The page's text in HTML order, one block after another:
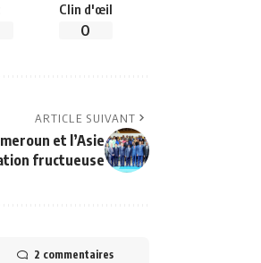
Clin d'œil
0
ARTICLE SUIVANT
et l’Asie
fructueuse
2 commentaires